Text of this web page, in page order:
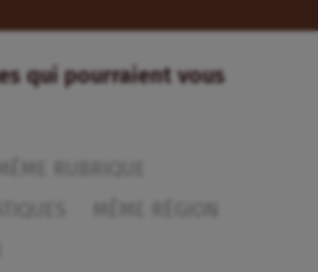
qui pourraient vous